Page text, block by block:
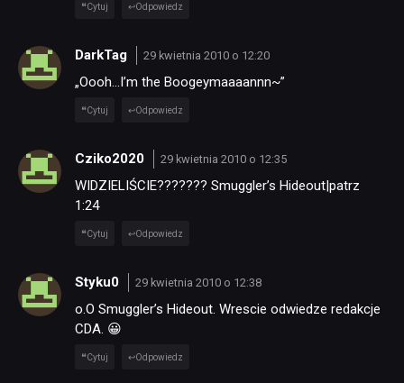
Cytuj Odpowiedz
DarkTag 29 kwietnia 2010 o 12:20
„Oooh…I’m the Boogeymaaaannn~”
Cytuj Odpowiedz
Cziko2020 29 kwietnia 2010 o 12:35
WIDZIELIŚCIE??????? Smuggler’s Hideout|patrz
1:24
Cytuj Odpowiedz
Styku0 29 kwietnia 2010 o 12:38
o.O Smuggler’s Hideout. Wrescie odwiedze redakcje
CDA. 😀
Cytuj Odpowiedz